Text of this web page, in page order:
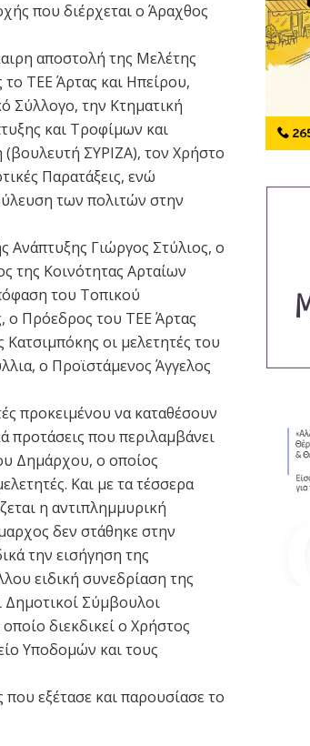
που διέρχεται ο Άραχθος
αποστολή της Μελέτης
ΤΕΕ Άρτας και Ηπείρου,
Σύλλογο, την Κτηματική
και Τροφίμων και
ΣΥΡΙΖΑ), τον Χρήστο
Παρατάξεις, ενώ
των πολιτών στην
Ανάπτυξης Γιώργος Στύλιος, ο
της Κοινότητας Αρταίων
του Τοπικού
ο Πρόεδρος του ΤΕΕ Άρτας
οι μελετητές του
ο Προϊστάμενος Άγγελος
προκειμένου να καταθέσουν
προτάσεις που περιλαμβάνει
Δημάρχου, ο οποίος
Και με τα τέσσερα
η αντιπλημμυρική
δεν στάθηκε στην
την εισήγηση της
ειδική συνεδρίαση της
Σύμβουλοι
διεκδικεί ο Χρήστος
Υποδομών και τους
εξέτασε και παρουσίασε το